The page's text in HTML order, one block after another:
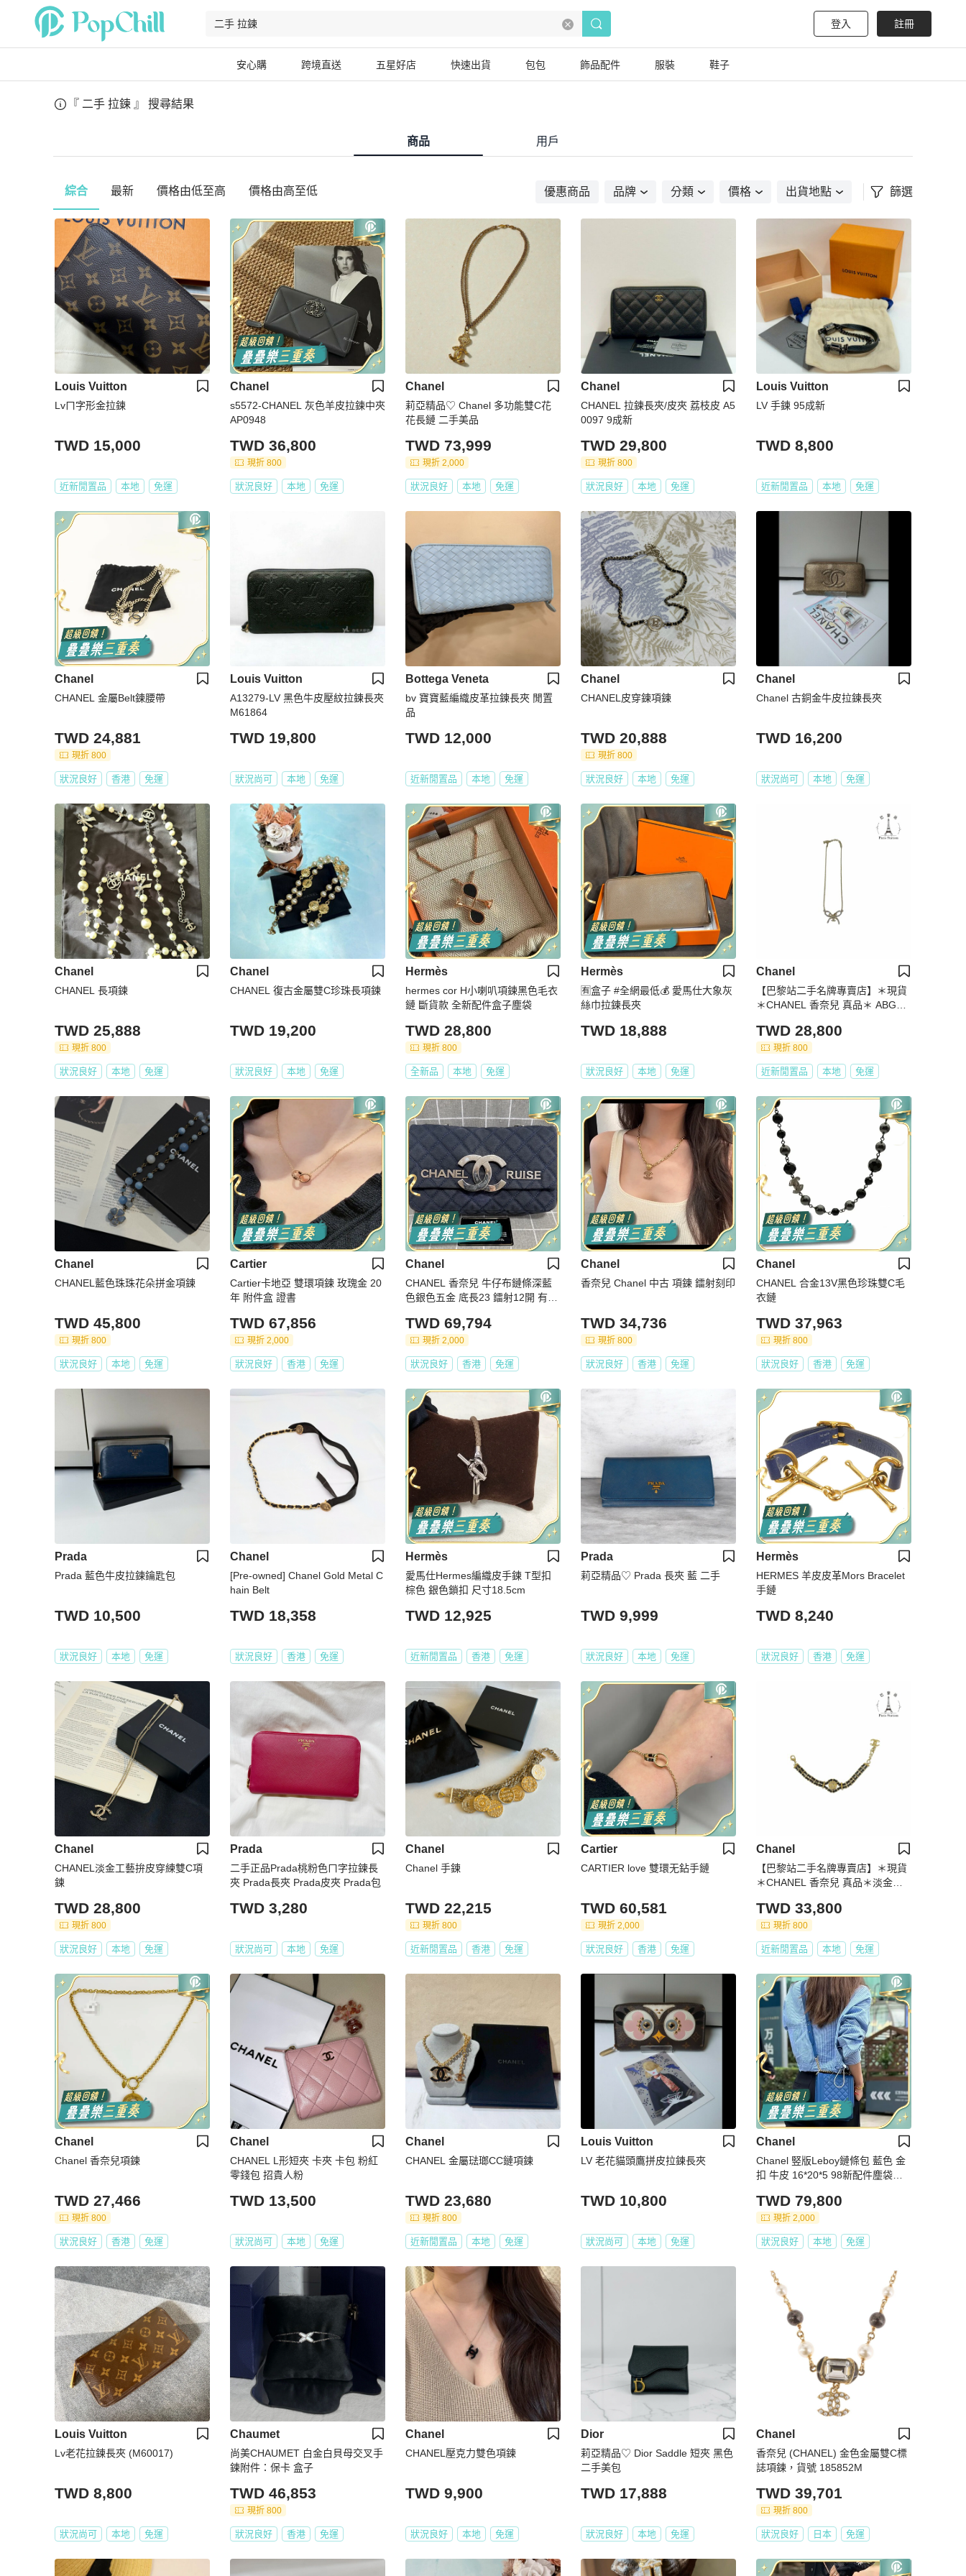
登入 註冊
安心購 跨境直送 五星好店 快速出貨 包包 飾品配件 服裝 鞋子
『 二手 拉鍊 』 搜尋結果
商品 用戶
綜合 最新 價格由低至高 價格由高至低 優惠商品 品牌 分類 價格 出貨地點 篩選
Louis Vuitton
Lvㄇ字形金拉鍊
TWD 15,000
近新閒置品 本地 免運
Chanel
s5572-CHANEL 灰色羊皮拉鍊中夾
AP0948
TWD 36,800
現折 800
狀況良好 本地 免運
Chanel
莉亞精品♡ Chanel 多功能雙C花
花長鏈 二手美品
TWD 73,999
現折 2,000
狀況良好 本地 免運
Chanel
CHANEL 拉鍊長夾/皮夾 荔枝皮 A5
0097 9成新
TWD 29,800
現折 800
狀況良好 本地 免運
Louis Vuitton
LV 手鍊 95成新
TWD 8,800
近新閒置品 本地 免運
Chanel
CHANEL 金屬Belt鍊腰帶
TWD 24,881
現折 800
狀況良好 香港 免運
Louis Vuitton
A13279-LV 黑色牛皮壓紋拉鍊長夾
M61864
TWD 19,800
狀況尚可 本地 免運
Bottega Veneta
bv 寶寶藍編織皮革拉鍊長夾 閒置
品
TWD 12,000
近新閒置品 本地 免運
Chanel
CHANEL皮穿鍊項鍊
TWD 20,888
現折 800
狀況良好 本地 免運
Chanel
Chanel 古銅金牛皮拉鍊長夾
TWD 16,200
狀況尚可 本地 免運
Chanel
CHANEL 長項鍊
TWD 25,888
現折 800
狀況良好 本地 免運
Chanel
CHANEL 復古金屬雙C珍珠長項鍊
TWD 19,200
狀況良好 本地 免運
Hermès
hermes cor H小喇叭項鍊黑色毛衣
鏈 斷貨款 全新配件盒子塵袋
TWD 28,800
現折 800
全新品 本地 免運
Hermès
🈶盒子 #全網最低💰 愛馬仕大象灰
絲巾拉鍊長夾
TWD 18,888
狀況良好 本地 免運
Chanel
【巴黎站二手名牌專賣店】＊現貨
＊CHANEL 香奈兒 真品＊ ABG58
TWD 28,800
現折 800
近新閒置品 本地 免運
Chanel
CHANEL藍色珠珠花朵拼金項鍊
TWD 45,800
現折 800
狀況良好 本地 免運
Cartier
Cartier卡地亞 雙環項鍊 玫瑰金 20
年 附件盒 證書
TWD 67,856
現折 2,000
狀況良好 香港 免運
Chanel
CHANEL 香奈兒 牛仔布鏈條深藍
色銀色五金 底長23 鐳射12開 有保
TWD 69,794
現折 2,000
狀況良好 香港 免運
Chanel
香奈兒 Chanel 中古 項鍊 鐳射刻印
TWD 34,736
現折 800
狀況良好 香港 免運
Chanel
CHANEL 合金13V黑色珍珠雙C毛
衣鏈
TWD 37,963
現折 800
狀況良好 香港 免運
Prada
Prada 藍色牛皮拉鍊鑰匙包
TWD 10,500
狀況良好 本地 免運
Chanel
[Pre-owned] Chanel Gold Metal C
hain Belt
TWD 18,358
狀況良好 香港 免運
Hermès
愛馬仕Hermes編織皮手鍊 T型扣
棕色 銀色鎖扣 尺寸18.5cm
TWD 12,925
近新閒置品 香港 免運
Prada
莉亞精品♡ Prada 長夾 藍 二手
TWD 9,999
狀況良好 本地 免運
Hermès
HERMES 羊皮皮革Mors Bracelet
手鏈
TWD 8,240
狀況良好 香港 免運
Chanel
CHANEL淡金工藝拚皮穿練雙C項
鍊
TWD 28,800
現折 800
狀況良好 本地 免運
Prada
二手正品Prada桃粉色ㄇ字拉鍊長
夾 Prada長夾 Prada皮夾 Prada包
TWD 3,280
狀況尚可 本地 免運
Chanel
Chanel 手鍊
TWD 22,215
現折 800
近新閒置品 香港 免運
Cartier
CARTIER love 雙環无鉆手鏈
TWD 60,581
現折 2,000
狀況良好 香港 免運
Chanel
【巴黎站二手名牌專賣店】＊現貨
＊CHANEL 香奈兒 真品＊淡金皮
TWD 33,800
現折 800
近新閒置品 本地 免運
Chanel
Chanel 香奈兒項鍊
TWD 27,466
現折 800
狀況良好 香港 免運
Chanel
CHANEL L形短夾 卡夾 卡包 粉紅
零錢包 招貴人粉
TWD 13,500
狀況尚可 本地 免運
Chanel
CHANEL 金屬琺瑯CC鏈項鍊
TWD 23,680
現折 800
近新閒置品 本地 免運
Louis Vuitton
LV 老花貓頭鷹拼皮拉鍊長夾
TWD 10,800
狀況尚可 本地 免運
Chanel
Chanel 竪版Leboy鏈條包 藍色 金
扣 牛皮 16*20*5 98新配件塵袋保
TWD 79,800
現折 2,000
狀況良好 本地 免運
Louis Vuitton
Lv老花拉鍊長夾 (M60017)
TWD 8,800
狀況尚可 本地 免運
Chaumet
尚美CHAUMET 白金白貝母交叉手
鍊附件：保卡 盒子
TWD 46,853
現折 800
狀況良好 香港 免運
Chanel
CHANEL壓克力雙色項鍊
TWD 9,900
狀況良好 本地 免運
Dior
莉亞精品♡ Dior Saddle 短夾 黑色
二手美包
TWD 17,888
狀況良好 本地 免運
Chanel
香奈兒 (CHANEL) 金色金屬雙C標
誌項鍊，貨號 185852M
TWD 39,701
現折 800
狀況良好 日本 免運